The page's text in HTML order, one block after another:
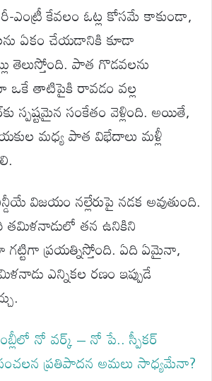
ఎంట్రీ కేవలం ఓట్ల కోసమే కాకుండా,
ఏకం చేయడానికి కూడా
తెలుస్తోంది. పాత గొడవలను
తాటిపైకి రావడం వల్ల
స్పష్టమైన సంకేతం వెళ్లింది. అయితే,
మధ్య పాత విభేదాలు మళ్లీ
విజయం నల్లేరుపై నడక అవుతుంది.
తన ఉనికిని
ప్రయత్నిస్తోంది. ఏది ఏమైనా,
ఎన్నికల రణం ఇప్పుడే
నో వర్క్ – నో పే.. స్పీకర్
ప్రతిపాదన అమలు సాధ్యమేనా?